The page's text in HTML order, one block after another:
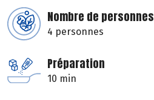
Nombre de personnes
4 personnes
Préparation
10 min